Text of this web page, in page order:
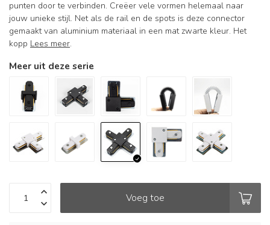
punten door te verbinden. Creëer vele vormen helemaal naar
jouw unieke stijl. Net als de rail en de spots is deze connector
gemaakt van aluminium materiaal in een mat zwarte kleur. Het
kopp Lees meer.
Meer uit deze serie
Voeg toe